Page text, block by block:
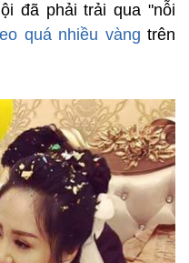
đã phải trải qua "nỗi
quá nhiều vàng trên